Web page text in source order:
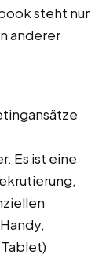
steht nur
anderer
Es ist eine